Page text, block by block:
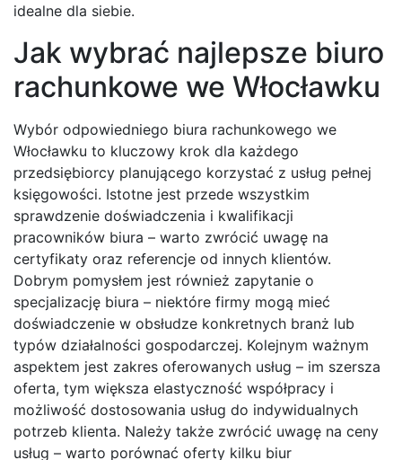
idealne dla siebie.
Jak wybrać najlepsze biuro
rachunkowe we Włocławku
Wybór odpowiedniego biura rachunkowego we
Włocławku to kluczowy krok dla każdego
przedsiębiorcy planującego korzystać z usług pełnej
księgowości. Istotne jest przede wszystkim
sprawdzenie doświadczenia i kwalifikacji
pracowników biura – warto zwrócić uwagę na
certyfikaty oraz referencje od innych klientów.
Dobrym pomysłem jest również zapytanie o
specjalizację biura – niektóre firmy mogą mieć
doświadczenie w obsłudze konkretnych branż lub
typów działalności gospodarczej. Kolejnym ważnym
aspektem jest zakres oferowanych usług – im szersza
oferta, tym większa elastyczność współpracy i
możliwość dostosowania usług do indywidualnych
potrzeb klienta. Należy także zwrócić uwagę na ceny
usług – warto porównać oferty kilku biur